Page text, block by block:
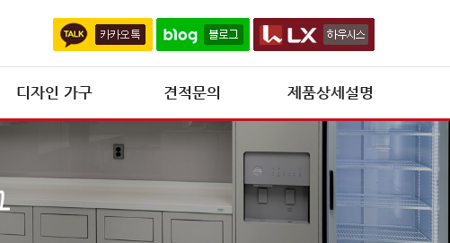
디자인 가구 견적문의 제품상세설명
신제품 개발 현황